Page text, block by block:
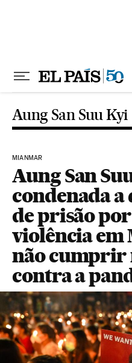
Aung San Suu Kyi
MIANMAR
Aung San
condenada
de prisão
violência em
não cumprir
contra a